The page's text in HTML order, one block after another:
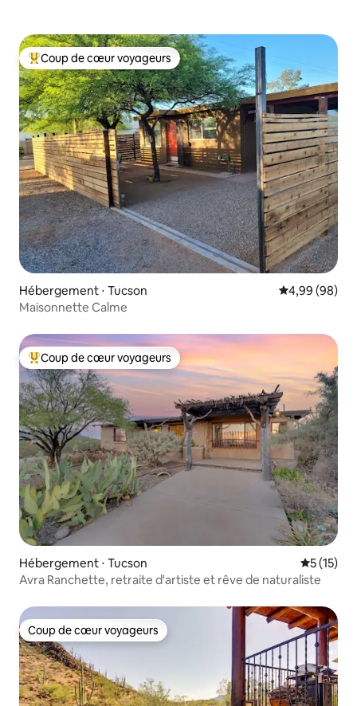
Coups de cœur voyageurs les plus appréciés
Coup de cœur voyageurs
Hébergement ⋅ Tucson Évaluation
4,99 (98)
Maisonnette Calme
Coups de cœur voyageurs les plus appréciés
Coup de cœur voyageurs
Hébergement ⋅ Tucson
5 (15)
Avra Ranchette, retraite d'artiste et rêve de naturaliste
Coup de cœur voyageurs
Coup de cœur voyageurs